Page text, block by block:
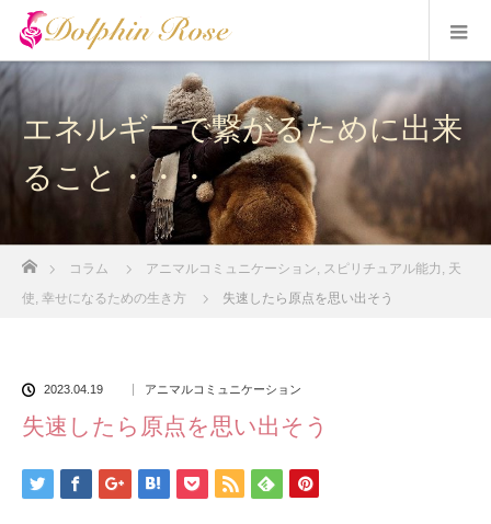
エネルギーで繋がるために出来
ること・・・
コラム アニマルコミュニケーション スピリチュアル能力
天
使 幸せになるための生き方 失速したら原点を思い出そう
2023.04.19 アニマルコミュニケーション
失速したら原点を思い出そう